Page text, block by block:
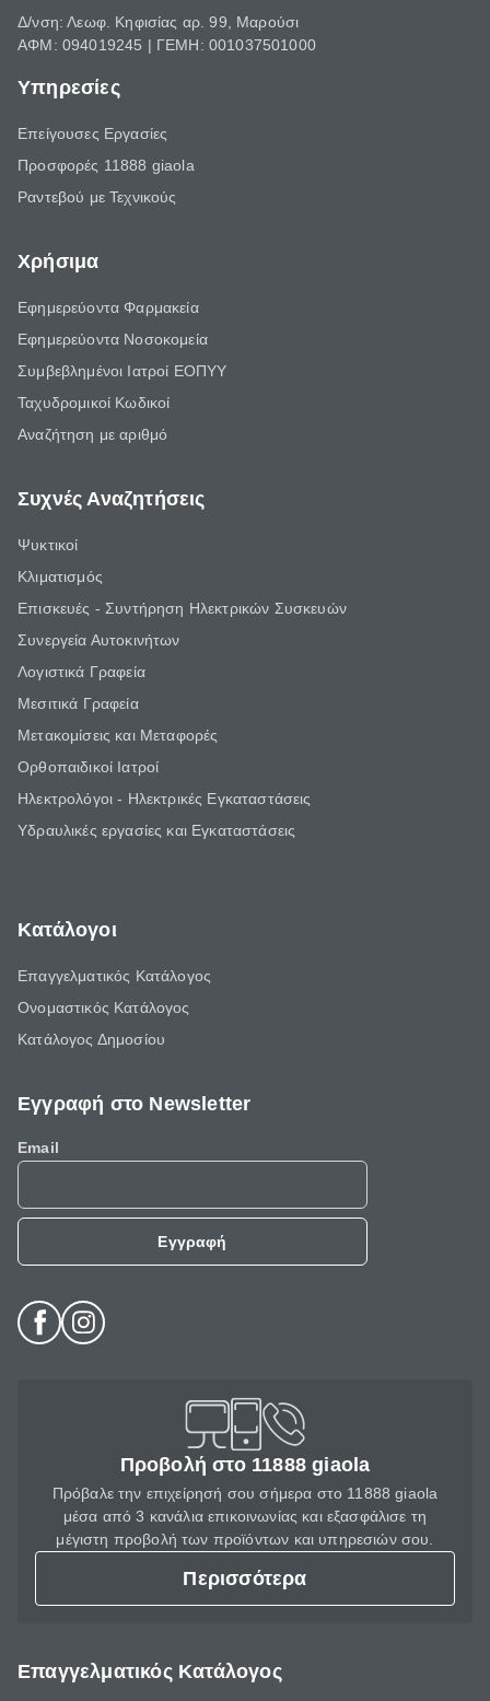
Δ/νση: Λεωφ. Κηφισίας αρ. 99, Μαρούσι
ΑΦΜ: 094019245 | ΓΕΜΗ: 001037501000
Υπηρεσίες
Επείγουσες Εργασίες
Προσφορές 11888 giaola
Ραντεβού με Τεχνικούς
Χρήσιμα
Εφημερεύοντα Φαρμακεία
Εφημερεύοντα Νοσοκομεία
Συμβεβλημένοι Ιατροί ΕΟΠΥΥ
Ταχυδρομικοί Κωδικοί
Αναζήτηση με αριθμό
Συχνές Αναζητήσεις
Ψυκτικοί
Κλιματισμός
Επισκευές - Συντήρηση Ηλεκτρικών Συσκευών
Συνεργεία Αυτοκινήτων
Λογιστικά Γραφεία
Μεσιτικά Γραφεία
Μετακομίσεις και Μεταφορές
Ορθοπαιδικοί Ιατροί
Ηλεκτρολόγοι - Ηλεκτρικές Εγκαταστάσεις
Υδραυλικές εργασίες και Εγκαταστάσεις
Κατάλογοι
Επαγγελματικός Κατάλογος
Ονομαστικός Κατάλογος
Κατάλογος Δημοσίου
Εγγραφή στο Newsletter
Email
Εγγραφή
Προβολή στο 11888 giaola
Πρόβαλε την επιχείρησή σου σήμερα στο 11888 giaola
μέσα από 3 κανάλια επικοινωνίας και εξασφάλισε τη
μέγιστη προβολή των προϊόντων και υπηρεσιών σου.
Περισσότερα
Επαγγελματικός Κατάλογος